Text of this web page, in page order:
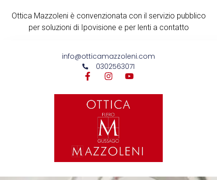
Ottica Mazzoleni è convenzionata con il servizio pubblico
per soluzioni di Ipovisione e per lenti a contatto
info@otticamazzoleni.com
0302563071